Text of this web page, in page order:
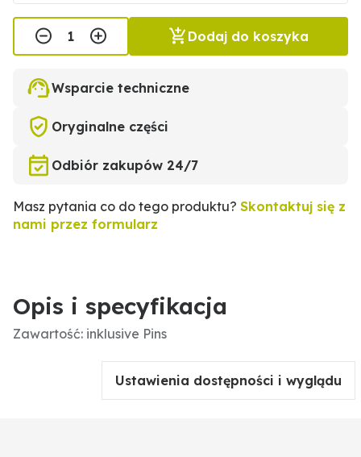
Dodaj do koszyka
Wsparcie techniczne
Oryginalne części
Odbiór zakupów 24/7
Masz pytania co do tego produktu? Skontaktuj się z
nami przez formularz
Opis i specyfikacja
Zawartość: inklusive Pins
Ustawienia dostępności i wyglądu